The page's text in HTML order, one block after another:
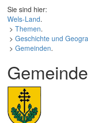
Sie sind hier:
Wels-Land.
> Themen.
> Geschichte und
> Gemeinden.